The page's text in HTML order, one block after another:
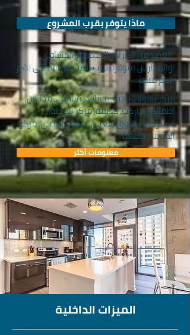
ماذا يتوفر بقرب المشروع
مركز تسوق, بلدية, مساجد, مشفى, مدارس,
اطفائية, ماركت, حديقة, مركز شرطة,
مستوصف, سوق شعبي, صالون رياضي, مركز
المدينة, جامعة
معلومات أكثر
العديد من المراكز الخدمية والمشافي
والمدارس متوفرة قرب المجمع السكني نذكر
لكم منها :
الميزات الداخلية